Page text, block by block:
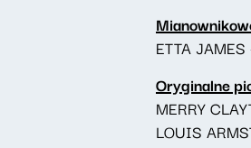
ETTA
Oryginalne
MERRY
LOUIS